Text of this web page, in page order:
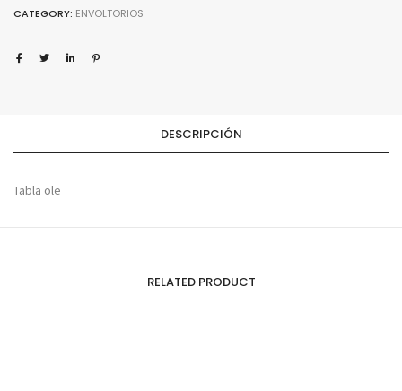
CATEGORY: ENVOLTORIOS
DESCRIPCIÓN
Tabla ole
RELATED PRODUCT